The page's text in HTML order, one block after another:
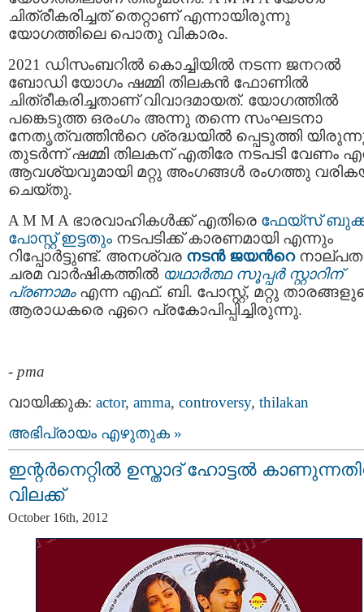
ചിത്രീകരിച്ചത് തെറ്റാണ് എന്നായിരുന്നു
യോഗത്തിലെ പൊതു വികാരം.
2021 ഡിസംബറിൽ കൊച്ചിയിൽ നടന്ന ജനറൽ
ബോഡി യോഗം ഷമ്മി തിലകൻ ഫോണില്‍
ചിത്രീകരിച്ചതാണ് വിവാദമായത്. യോഗത്തിൽ
പങ്കെടുത്ത ഒരംഗം അന്നു തന്നെ സംഘടനാ
നേതൃത്വത്തിന്‍റെ ശ്രദ്ധയിൽ പ്പെടുത്തി
തുടർന്ന് ഷമ്മി തിലകന് എതിരേ നടപടി വേണം
ആവശ്യവുമായി മറ്റു അംഗങ്ങൾ രംഗത്തു
ചെയ്തു.
A M M A ഭാരവാഹികൾക്ക് എതിരെ ഫേയ്സ്
പോസ്റ്റ് ഇട്ടതും നടപടിക്ക് കാരണമായി എന്നും
റിപ്പോര്‍ട്ടുണ്ട്. അനശ്വര നടന്‍ ജയന്‍റെ
ചരമ വാര്‍ഷികത്തില്‍ യഥാര്‍ത്ഥ സൂപ്പര്‍ സ്റ്റാറിന്
പ്രണാമംഎന്ന എഫ്. ബി. പോസ്റ്റ്, മറ്റു
ആരാധകരെ ഏറെ പ്രകോപിപ്പിച്ചിരുന്നു.
- pma
വായിക്കുക: actor, amma, controversy, thilakan
അഭിപ്രായം എഴുതുക »
ഇന്റര്‍‌നെറ്റില്‍ ഉസ്താദ് ഹോട്ടല്‍
വിലക്ക്
October 16th, 2012